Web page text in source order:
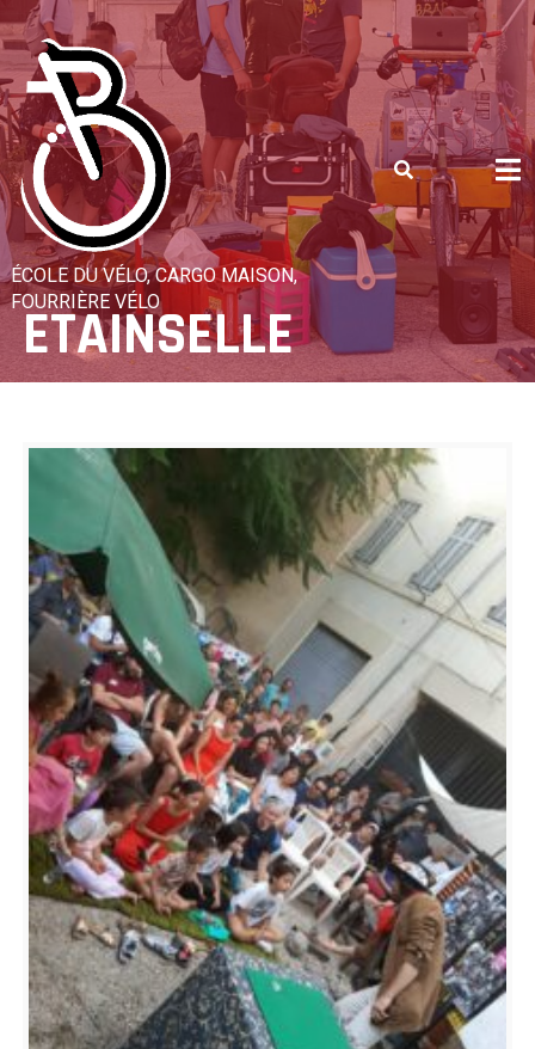
Skip
to
content
ÉCOLE DU VÉLO, CARGO MAISON,
FOURRIÈRE VÉLO
ETAINSELLE